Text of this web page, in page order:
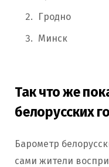
Гродно
Минск
Так что же
белорусских
Барометр
сами жители